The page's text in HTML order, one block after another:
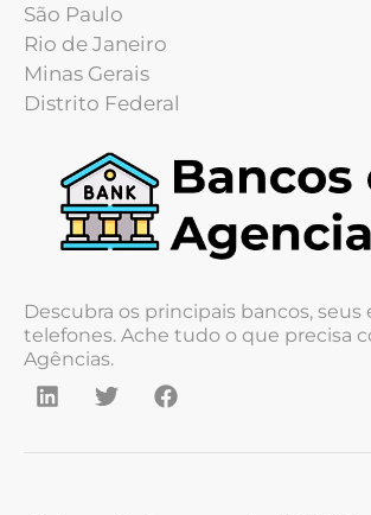
São Paulo
Rio de Janeiro
Minas Gerais
Distrito Federal
Descubra os principais bancos, seus
telefones. Ache tudo o que precisa
Agências.